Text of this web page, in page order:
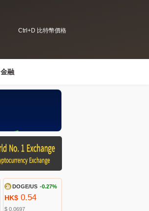
Ctrl+D 比特幣價格
金融
DOGE/US -0.27%
HK$ 0.54
$ 0.0697